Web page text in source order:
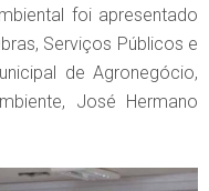
foi apresentado
Serviços Públicos e
de Agronegócio,
José Hermano